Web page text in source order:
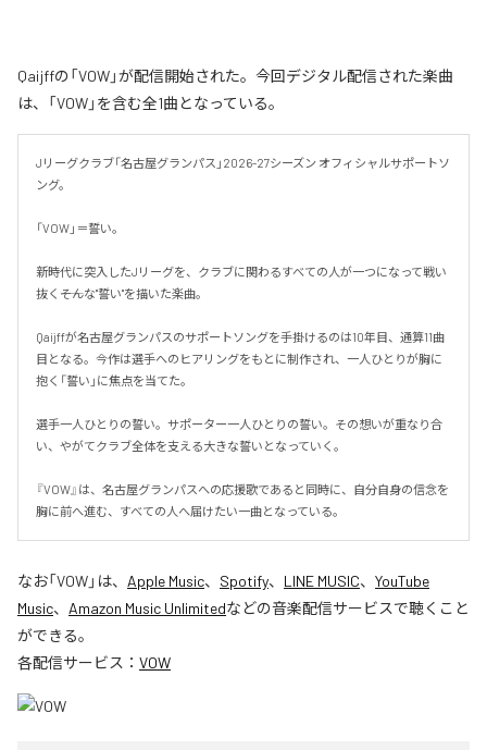
Qaijffの「VOW」が配信開始された。今回デジタル配信された楽曲
は、「VOW」を含む全1曲となっている。
Jリーグクラブ「名古屋グランパス」2026-27シーズン オフィシャルサポートソ
ング。
「VOW」＝誓い。
新時代に突入したJリーグを、クラブに関わるすべての人が一つになって戦い
抜く――そんな"誓い"を描いた楽曲。
Qaijffが名古屋グランパスのサポートソングを手掛けるのは10年目、通算11曲
目となる。今作は選手へのヒアリングをもとに制作され、一人ひとりが胸に
抱く「誓い」に焦点を当てた。
選手一人ひとりの誓い。サポーター一人ひとりの誓い。その想いが重なり合
い、やがてクラブ全体を支える大きな誓いとなっていく。
『VOW』は、名古屋グランパスへの応援歌であると同時に、自分自身の信念を
胸に前へ進む、すべての人へ届けたい一曲となっている。
なお「VOW」は、 Apple Music、 Spotify、 LINE MUSIC、 YouTube
Music、 Amazon Music Unlimitedなどの音楽配信サービスで聴くこと
ができる。
各配信サービス： VOW